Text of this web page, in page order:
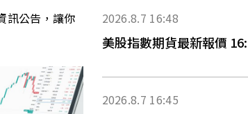
訊公告，讓你
2026.8.7 16:48
美股指數期貨最新報價
2026.8.7 16:45